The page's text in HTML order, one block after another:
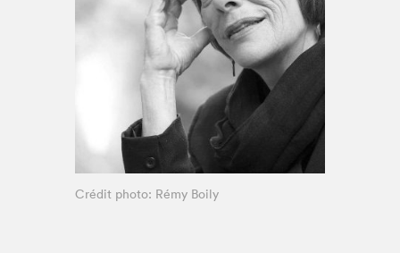
Espace enseignant·e·s
Crédit photo: Rémy Boily